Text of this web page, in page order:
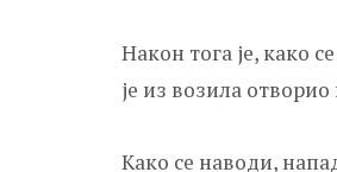
Након тога је, како
је из возила
Како се наводи,